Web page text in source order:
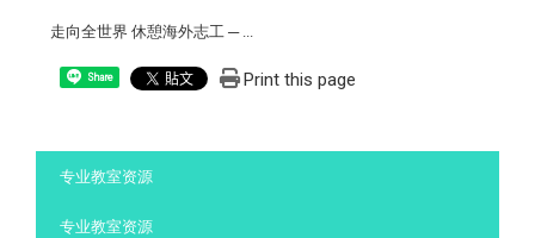
走向全世界 休憩海外志工 ─ ...
Share Print this page
专业教室资源
专业教室资源